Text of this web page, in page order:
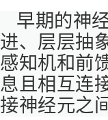
早期的神
进、层层抽
感知机和前
息且相互连
接神经元之